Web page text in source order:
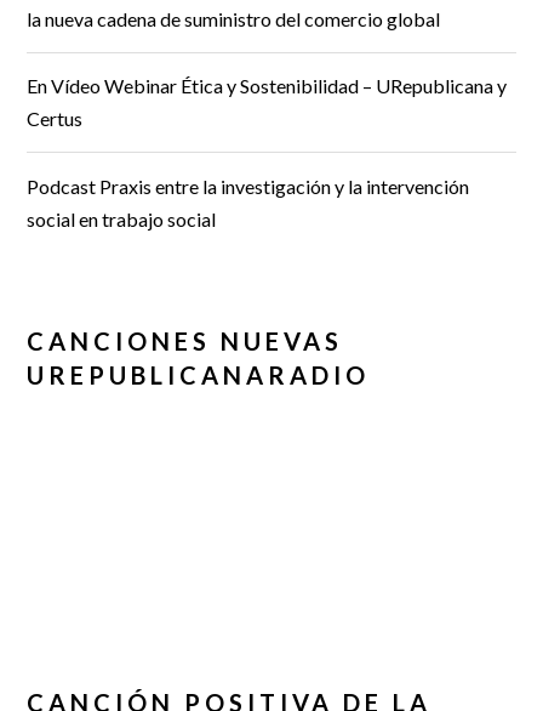
la nueva cadena de suministro del comercio global
En Vídeo Webinar Ética y Sostenibilidad – URepublicana y
Certus
Podcast Praxis entre la investigación y la intervención
social en trabajo social
CANCIONES NUEVAS
UREPUBLICANARADIO
CANCIÓN POSITIVA DE LA